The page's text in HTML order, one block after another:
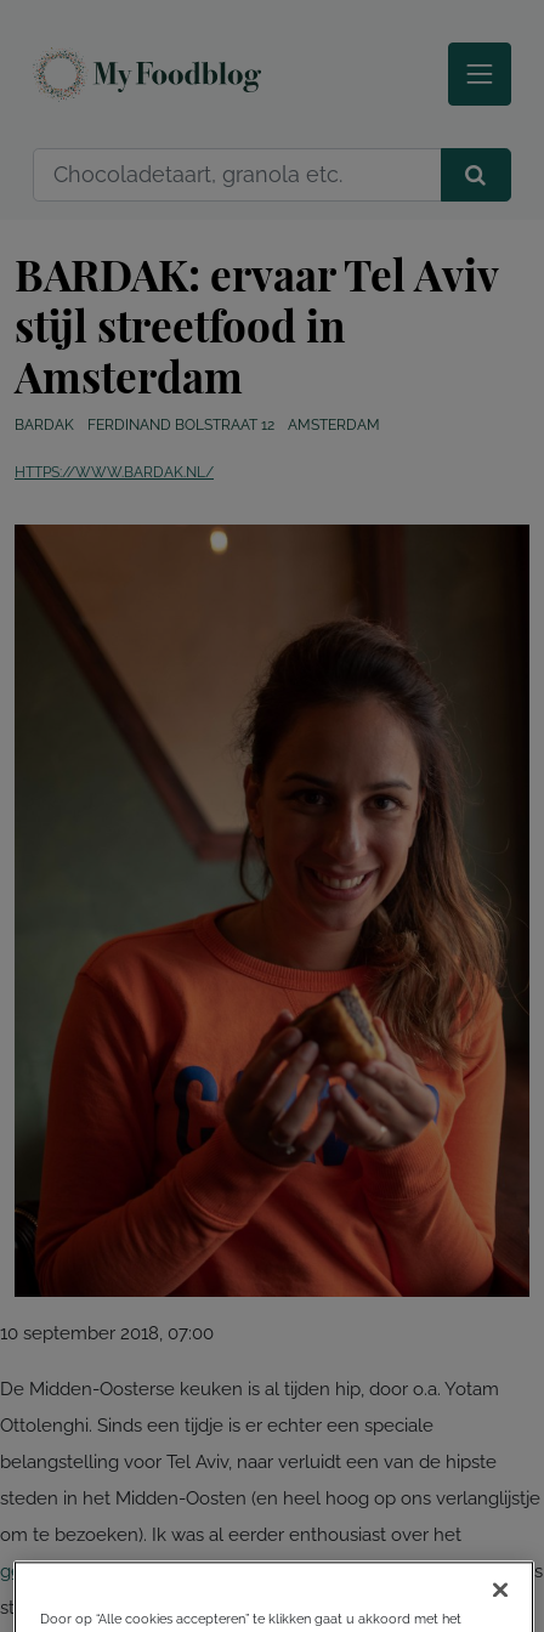
BARDAK: ervaar Tel Aviv
stijl streetfood in
Amsterdam
BARDAK FERDINAND BOLSTRAAT 12 AMSTERDAM
HTTPS://WWW.BARDAK.NL/
10 september 2018, 07:00
De Midden-Oosterse keuken is al tijden hip, door o.a. Yotam
Ottolenghi. Sinds een tijdje is er echter een speciale
belangstelling voor Tel Aviv, naar verluidt een van de hipste
steden in het Midden-Oosten (en heel hoog op ons verlanglijstje
om te bezoeken). Ik was al eerder enthousiast over het
gelijknamig boek van Jigal Kranten ook in de restaurant scene is
steeds meer aandacht voor Tel Aviv. Bij Bardak op de Ferdinand
Door op “Alle cookies accepteren” te klikken gaat u akkoord met het